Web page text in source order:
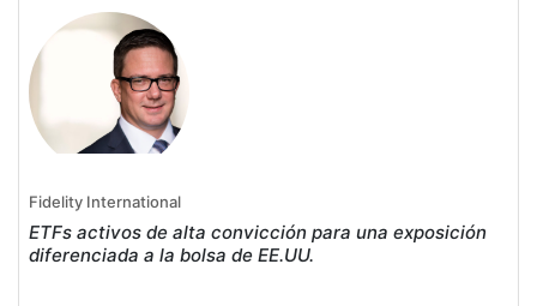
Fidelity International
ETFs activos de alta convicción para una exposición
diferenciada a la bolsa de EE.UU.